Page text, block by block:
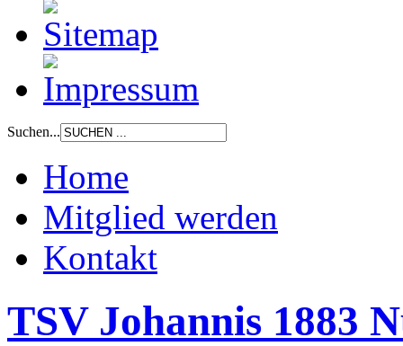
Suchen...
Home
Mitglied werden
Kontakt
TSV Johannis 1883